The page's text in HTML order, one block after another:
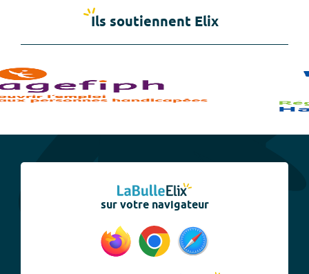
Ils soutiennent Elix
sur votre navigateur